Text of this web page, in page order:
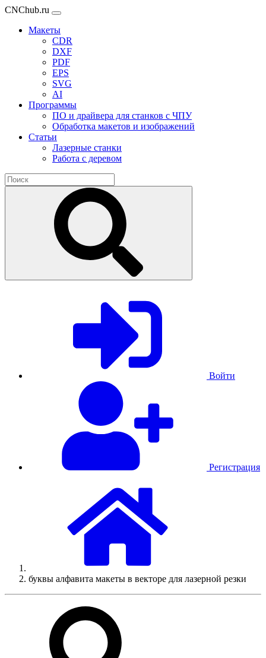
CNChub.ru
Макеты
CDR
DXF
PDF
EPS
SVG
AI
Программы
ПО и драйвера для станков с ЧПУ
Обработка макетов и изображений
Статьи
Лазерные станки
Работа с деревом
Войти
Регистрация
буквы алфавита макеты в векторе для лазерной резки